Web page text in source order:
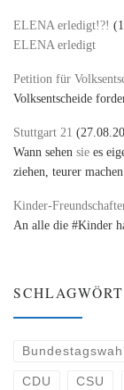
ELENA erledigt!?!
ELENA erledigt
Petition für
Volksentscheide
Stuttgart 21
Wann sehen sie es
ziehen, teurer
Kinder-
An alle die #Kinder
CDU CSU